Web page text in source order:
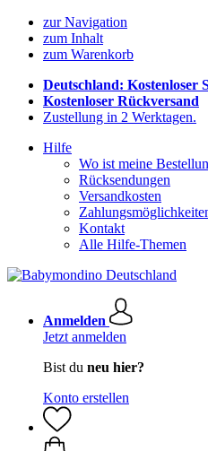
zur Navigation
zum Inhalt
zum Warenkorb
Deutschland: Kostenloser
Kostenloser Rückversand
Zustellung in 2 Werktagen.
Hilfe
Wo ist meine
Rücksendungen
Versandkosten
Kontakt
Alle Hilfe-Themen
Anmelden
Jetzt anmelden
Bist du neu hier?
Konto erstellen